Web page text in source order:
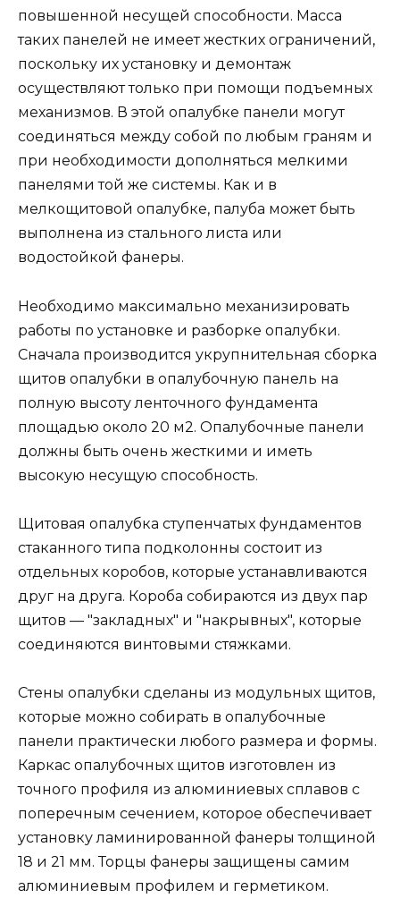
повышенной несущей способности. Масса
таких панелей не имеет жестких ограничений,
поскольку их установку и демонтаж
осуществляют только при помощи подъемных
механизмов. В этой опалубке панели могут
соединяться между собой по любым граням и
при необходимости дополняться мелкими
панелями той же системы. Как и в
мелкощитовой опалубке, палуба может быть
выполнена из стального листа или
водостойкой фанеры.
Необходимо максимально механизировать
работы по установке и разборке опалубки.
Сначала производится укрупнительная сборка
щитов опалубки в опалубочную панель на
полную высоту ленточного фундамента
площадью около 20 м2. Опалубочные панели
должны быть очень жесткими и иметь
высокую несущую способность.
Щитовая опалубка ступенчатых фундаментов
стаканного типа подколонны состоит из
отдельных коробов, которые устанавливаются
друг на друга. Короба собираются из двух пар
щитов — "закладных" и "накрывных", которые
соединяются винтовыми стяжками.
Стены опалубки сделаны из модульных щитов,
которые можно собирать в опалубочные
панели практически любого размера и формы.
Каркас опалубочных щитов изготовлен из
точного профиля из алюминиевых сплавов с
поперечным сечением, которое обеспечивает
установку ламинированной фанеры толщиной
18 и 21 мм. Торцы фанеры защищены самим
алюминиевым профилем и герметиком.